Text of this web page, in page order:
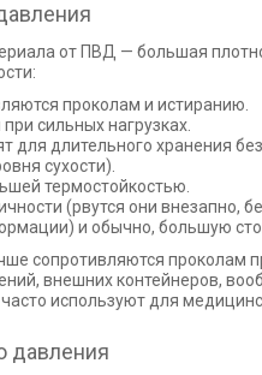
от ПВД — большая
проколам и истиранию.
сильных нагрузках.
для длительного хранения
сухости).
термостойкостью.
(рвутся они внезапно,
и обычно, большую
сопротивляются
внешних контейнеров,
используют для
давления